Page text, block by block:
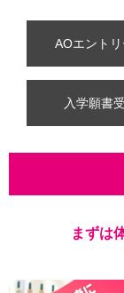
AOエントリ
入学願書
まずは